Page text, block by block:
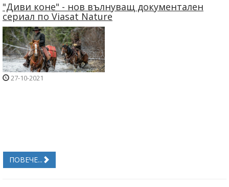
"Диви коне" - нов вълнуващ документален
сериал по Viasat Nature
27-10-2021
ПОВЕЧЕ...